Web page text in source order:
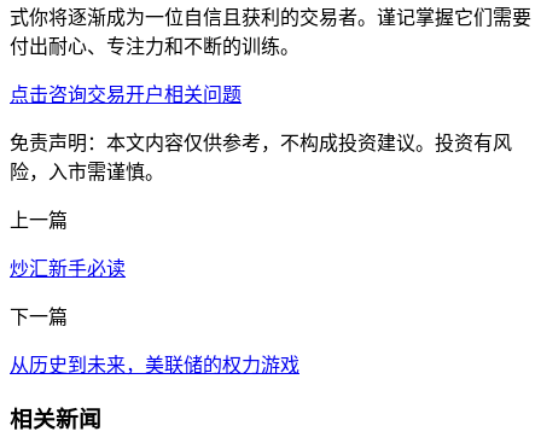
式你将逐渐成为一位自信且获利的交易者。谨记掌握它们需要
付出耐心、专注力和不断的训练。
点击咨询交易开户相关问题
免责声明：本文内容仅供参考，不构成投资建议。投资有风
险，入市需谨慎。
上一篇
炒汇新手必读
下一篇
从历史到未来，美联储的权力游戏
相关新闻